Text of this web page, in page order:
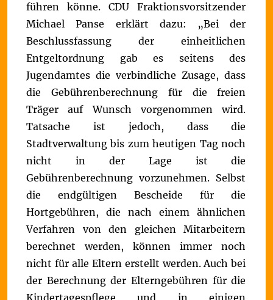
führen könne.CDU Fraktionsvorsitzender
Michael Panse erklärt dazu: „Bei der
Beschlussfassung der einheitlichen
Entgeltordnung gab es seitens des
Jugendamtes die verbindliche Zusage, dass
die Gebührenberechnung für die freien
Träger auf Wunsch vorgenommen wird.
Tatsache ist jedoch, dass die
Stadtverwaltung bis zum heutigen Tag noch
nicht in der Lage ist die
Gebührenberechnung vorzunehmen. Selbst
die endgültigen Bescheide für die
Hortgebühren, die nach einem ähnlichen
Verfahren von den gleichen Mitarbeitern
berechnet werden, können immer noch
nicht für alle Eltern erstellt werden.Auch bei
der Berechnung der Elterngebühren für die
Kindertagespflege und in einigen